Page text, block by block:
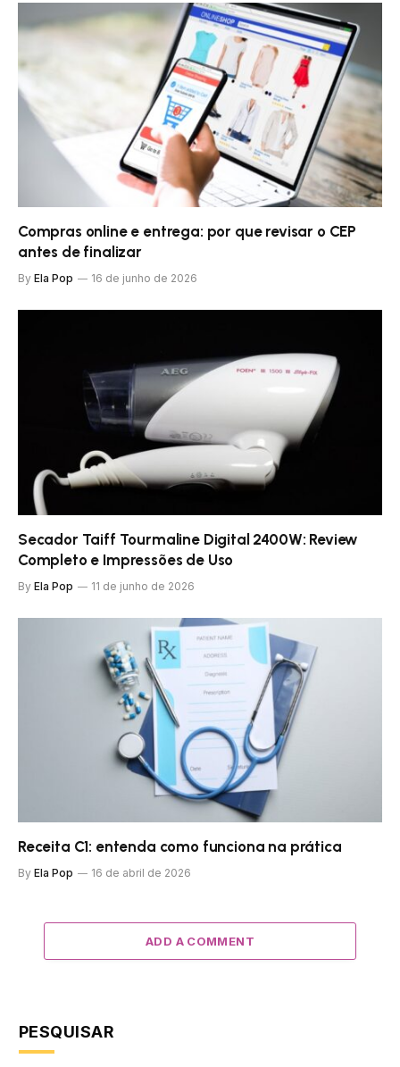
Compras online e entrega: por que revisar o CEP
antes de finalizar
By Ela Pop 16 de junho de 2026
Secador Taiff Tourmaline Digital 2400W: Review
Completo e Impressões de Uso
By Ela Pop 11 de junho de 2026
Receita C1: entenda como funciona na prática
By Ela Pop 16 de abril de 2026
ADD A COMMENT
PESQUISAR